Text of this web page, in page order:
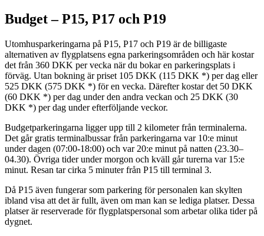
Budget – P15, P17 och P19
Utomhusparkeringarna på P15, P17 och P19 är de billigaste
alternativen av flygplatsens egna parkeringsområden och här kostar
det från 360 DKK per vecka när du bokar en parkeringsplats i
förväg. Utan bokning är priset 105 DKK (115 DKK *) per dag eller
525 DKK (575 DKK *) för en vecka. Därefter kostar det 50 DKK
(60 DKK *) per dag under den andra veckan och 25 DKK (30
DKK *) per dag under efterföljande veckor.
Budgetparkeringarna ligger upp till 2 kilometer från terminalerna.
Det går gratis terminalbussar från parkeringarna var 10:e minut
under dagen (07:00-18:00) och var 20:e minut på natten (23.30–
04.30). Övriga tider under morgon och kväll går turerna var 15:e
minut. Resan tar cirka 5 minuter från P15 till terminal 3.
Då P15 även fungerar som parkering för personalen kan skylten
ibland visa att det är fullt, även om man kan se lediga platser. Dessa
platser är reserverade för flygplatspersonal som arbetar olika tider på
dygnet.